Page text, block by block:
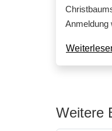
Anmeldung
Weitere